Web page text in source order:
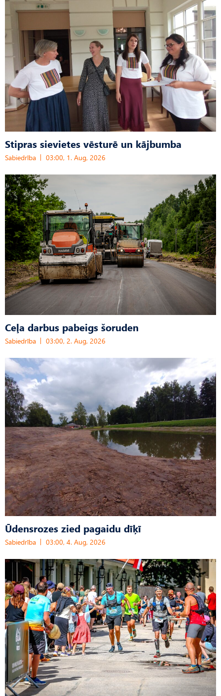
Stipras sievietes vēsturē un kājbumba
Sabiedrība 03:00, 1. Aug, 2026
Ceļa darbus pabeigs šoruden
Sabiedrība 03:00, 2. Aug, 2026
Ūdensrozes zied pagaidu dīķī
Sabiedrība 03:00, 4. Aug, 2026